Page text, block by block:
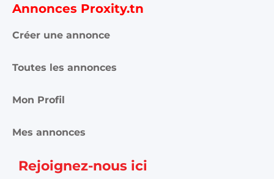
Annonces Proxity.tn
Créer une annonce
Toutes les annonces
Mon Profil
Mes annonces
Rejoignez-nous ici